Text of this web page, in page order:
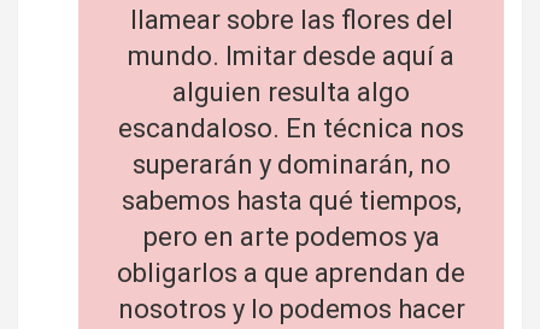
llamear sobre las flores del
mundo. Imitar desde aquí a
alguien resulta algo
escandaloso. En técnica nos
superarán y dominarán, no
sabemos hasta qué tiempos,
pero en arte podemos ya
obligarlos a que aprendan de
nosotros y lo podemos hacer